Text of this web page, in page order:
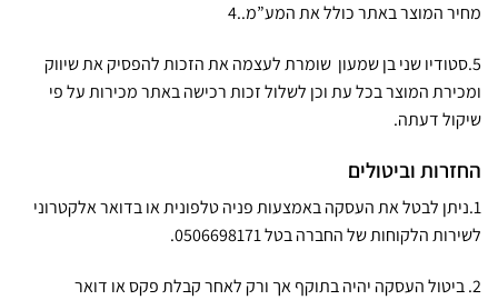
מחיר המוצר באתר כולל את המע”מ..4
5.סטודיו שני בן שמעון שומרת לעצמה את הזכות להפסיק את שיווק
ומכירת המוצר בכל עת וכן לשלול זכות רכישה באתר מכירות על פי
שיקול דעתה.
החזרות וביטולים
1.ניתן לבטל את העסקה באמצעות פניה טלפונית או בדואר אלקטרוני
לשירות הלקוחות של החברה בטל 0506698171.
2. ביטול העסקה יהיה בתוקף אך ורק לאחר קבלת פקס או דואר